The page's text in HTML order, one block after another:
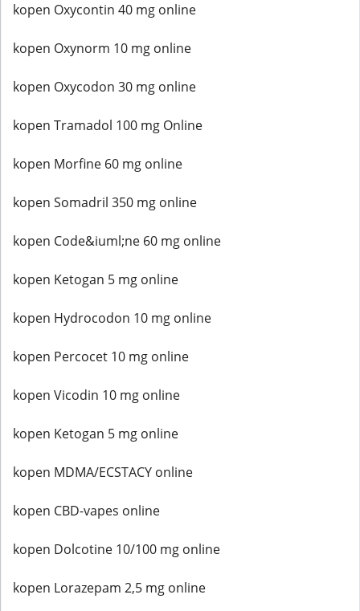
kopen Oxycontin 40 mg online
kopen Oxynorm 10 mg online
kopen Oxycodon 30 mg online
kopen Tramadol 100 mg Online
kopen Morfine 60 mg online
kopen Somadril 350 mg online
kopen Code&iuml;ne 60 mg online
kopen Ketogan 5 mg online
kopen Hydrocodon 10 mg online
kopen Percocet 10 mg online
kopen Vicodin 10 mg online
kopen Ketogan 5 mg online
kopen MDMA/ECSTACY online
kopen CBD-vapes online
kopen Dolcotine 10/100 mg online
kopen Lorazepam 2,5 mg online